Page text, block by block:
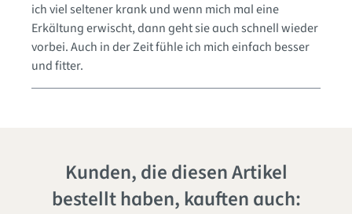
ich viel seltener krank und wenn mich mal eine
Erkältung erwischt, dann geht sie auch schnell wieder
vorbei. Auch in der Zeit fühle ich mich einfach besser
und fitter.
Kunden, die diesen Artikel
bestellt haben, kauften auch: